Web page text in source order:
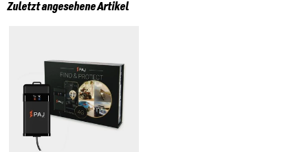
Zuletzt angesehene Artikel